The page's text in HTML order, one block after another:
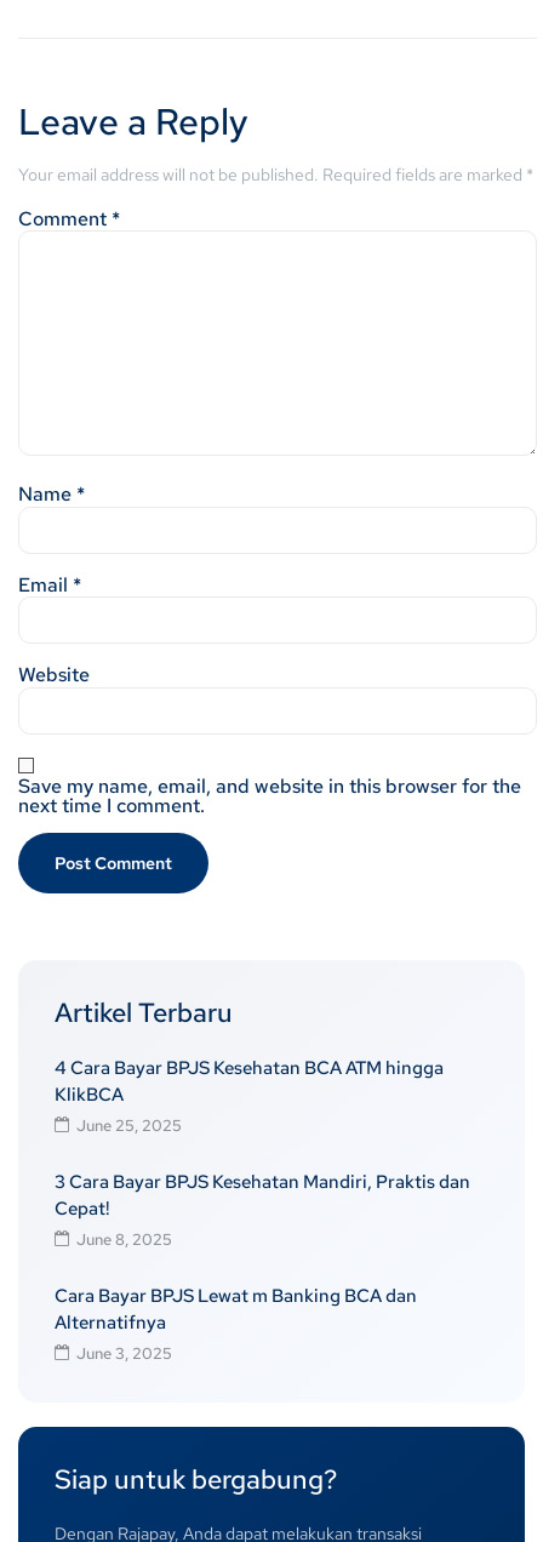
Leave a Reply
Your email address will not be published. Required fields are marked *
Comment *
Name *
Email *
Website
Save my name, email, and website in this browser for the
next time I comment.
Artikel Terbaru
4 Cara Bayar BPJS Kesehatan BCA ATM hingga
KlikBCA
June 25, 2025
3 Cara Bayar BPJS Kesehatan Mandiri, Praktis dan
Cepat!
June 8, 2025
Cara Bayar BPJS Lewat m Banking BCA dan
Alternatifnya
June 3, 2025
Siap untuk bergabung?
Dengan Rajapay, Anda dapat melakukan transaksi